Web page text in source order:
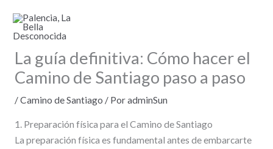
contenido
La guía definitiva: Cómo hacer el
Camino de Santiago paso a paso
/Camino de Santiago / PoradminSun
1. Preparación física para el Camino de Santiago
La preparación física es fundamental antes de embarcarte